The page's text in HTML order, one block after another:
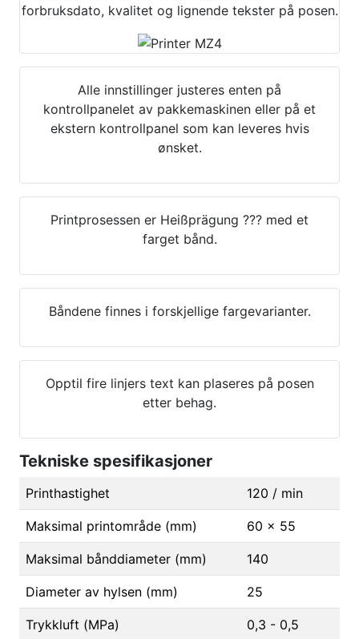
forbruksdato, kvalitet og lignende tekster på posen.
Alle innstillinger justeres enten på
kontrollpanelet av pakkemaskinen eller på et
ekstern kontrollpanel som kan leveres hvis
ønsket.
Printprosessen er Heißprägung ??? med et
farget bånd.
Båndene finnes i forskjellige fargevarianter.
Opptil fire linjers text kan plaseres på posen
etter behag.
Tekniske spesifikasjoner
Printhastighet 120 / min
Maksimal printområde (mm) 60 x 55
Maksimal bånddiameter (mm) 140
Diameter av hylsen (mm) 25
Trykkluft (MPa) 0,3 - 0,5